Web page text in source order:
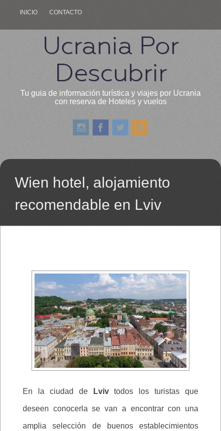
INICIO CONTACTO
Ucrania Por
Descubrir
Tu guia de información turística y viajes por Ucrania
con reserva de Hoteles y vuelos
Wien hotel, alojamiento
recomendable en Lviv
En la ciudad deLvivtodos los turistas que
deseen conocerla se van a encontrar con una
amplia selección de buenos establecimientos